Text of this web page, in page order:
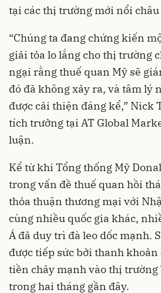
tại các thị trường mới nổi châu
“Chúng ta đang chứng kiến
giải tỏa lo lắng cho thị trường
ngại rằng thuế quan Mỹ sẽ
đó đã không xảy ra, và tâm lý
được cải thiện đáng kể,” Nick
tích trưởng tại AT Global
luận.
Kể từ khi Tổng thống Mỹ
trong vấn đề thuế quan hồi
thỏa thuận thương mại với
cùng nhiều quốc gia khác,
Á đã duy trì đà leo dốc mạnh.
được tiếp sức bởi thanh khoản
tiền chảy mạnh vào thị trường
trong hai tháng gần đây.